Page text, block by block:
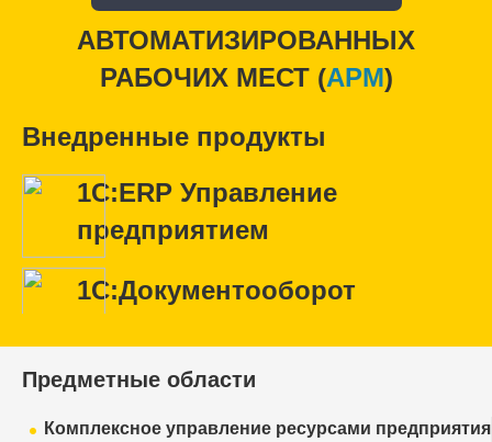
АВТОМАТИЗИРОВАННЫХ
РАБОЧИХ МЕСТ (APM)
Внедренные продукты
1С:ERP Управление
предприятием
1С:Документооборот
Предметные области
Комплексное управление ресурсами предприятия